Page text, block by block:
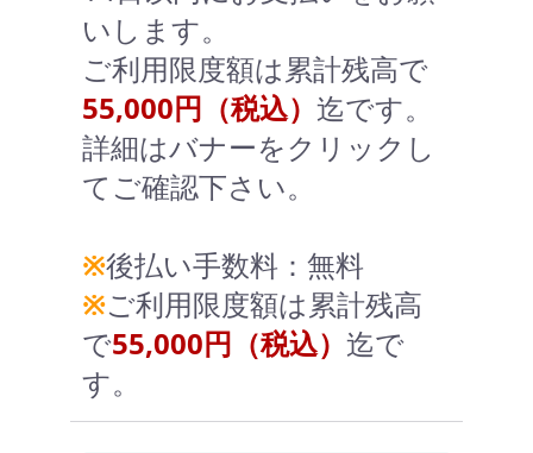
いします。
ご利用限度額は累計残高で
55,000円（税込） 迄です。
詳細はバナーをクリックし
てご確認下さい。
※後払い手数料：無料
※ご利用限度額は累計残高
で55,000円（税込） 迄で
す。